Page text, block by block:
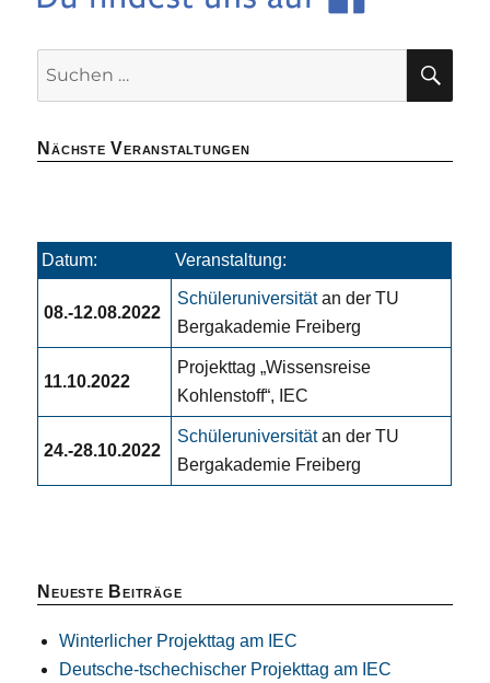
Nächste Veranstaltungen
Datum: Veranstaltung:
08.-12.08.2022
Schüleruniversitätan der TU
Bergakademie Freiberg
11.10.2022
Projekttag „Wissensreise
Kohlenstoff“, IEC
24.-28.10.2022
Schüleruniversitätan der TU
Bergakademie Freiberg
Neueste Beiträge
Winterlicher Projekttag am IEC
Deutsche-tschechischer Projekttag am IEC